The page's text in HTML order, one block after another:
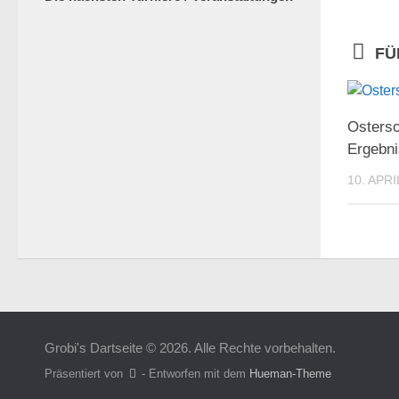
10.
Grobi's Dartseite © 2026. Alle Rechte vorbehalten.
Präsentiert von - Entworfen mit dem Hueman-Theme